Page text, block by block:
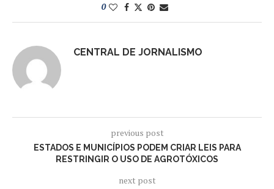
0
CENTRAL DE JORNALISMO
previous post
ESTADOS E MUNICÍPIOS PODEM CRIAR LEIS PARA
RESTRINGIR O USO DE AGROTÓXICOS
next post